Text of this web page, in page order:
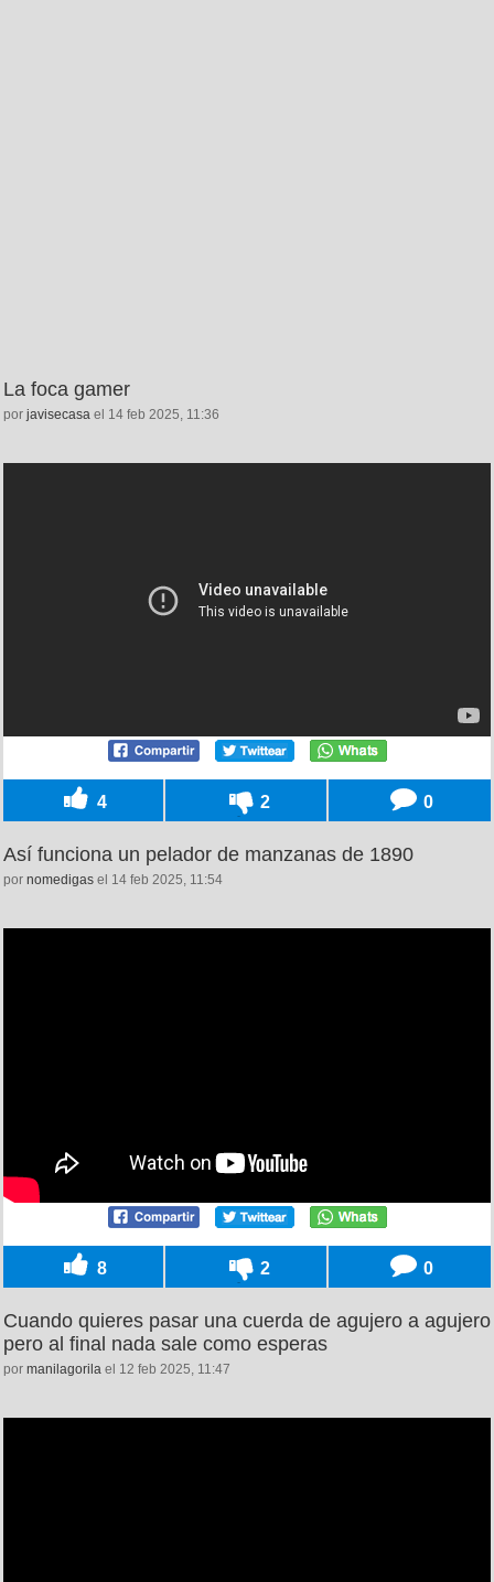
La foca gamer
por javisecasa el 14 feb 2025, 11:36
4 2 0
Así funciona un pelador de manzanas de 1890
por nomedigas el 14 feb 2025, 11:54
8 2 0
Cuando quieres pasar una cuerda de agujero a agujero
pero al final nada sale como esperas
por manilagorila el 12 feb 2025, 11:47